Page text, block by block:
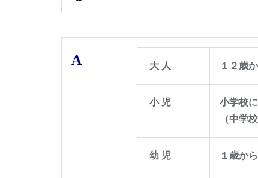
A 大 人 １２歳
小 児
小学校
（中学
幼 児 １歳か